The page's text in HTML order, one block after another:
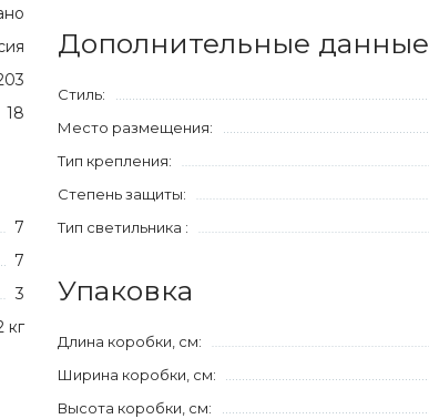
18
7
7
3
кг
Дополнительные данные
Стиль:
Место размещения:
Тип крепления:
Степень защиты:
Тип светильника :
Упаковка
Длина коробки, см:
Ширина коробки, см:
Высота коробки, см: